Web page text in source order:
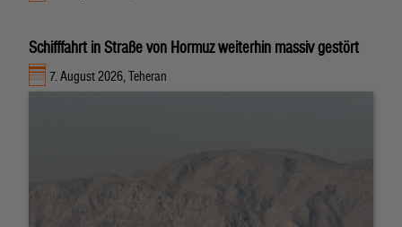
Schifffahrt in Straße von Hormuz weiterhin massiv gestört
7. August 2026, Teheran